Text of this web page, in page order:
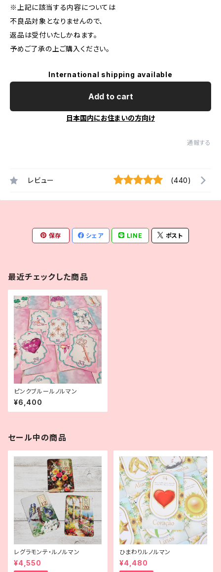
※上記に該当する内容については
不良品対象となりませんので、
返品は受付いたしかねます。
予めご了承の上ご購入ください。
International shipping available
Add to cart
日本国内にお住まいの方向け
通報する
レビュー (440)
保存 シェア LINE ポスト
最近チェックした商品
ピンクブルールノルマン
¥6,400
セール中の商品
レグラモンテ・ルノルマン
¥4,550
ひまわりルノルマン
¥4,480